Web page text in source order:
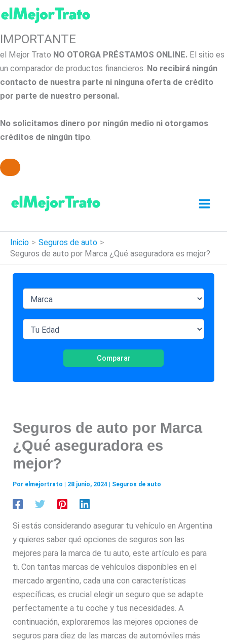
IMPORTANTE
el Mejor Trato NO OTORGA PRÉSTAMOS ONLINE. El sitio es
un comparador de productos financieros. No recibirá ningún
contacto de nuestra parte ni ninguna oferta de crédito
por parte de nuestro personal.
No solicitamos dinero por ningún medio ni otorgamos
créditos de ningún tipo.
contenido
Inicio
Seguros de auto
Seguros de auto por Marca ¿Qué aseguradora es mejor?
Comparar
Seguros de auto por Marca
¿Qué aseguradora es
mejor?
Por elmejortrato 28 junio, 2024 Seguros de auto
Si estás considerando asegurar tu vehículo en Argentina
y quieres saber qué opciones de seguros son las
mejores para la marca de tu auto, este artículo es para
ti. Con tantas marcas de vehículos disponibles en el
mercado argentino, cada una con características
específicas, es crucial elegir un seguro que se adapte
perfectamente a tu coche y tus necesidades. A
continuación, exploraremos las mejores opciones de
seguros para diez de las marcas de automóviles más